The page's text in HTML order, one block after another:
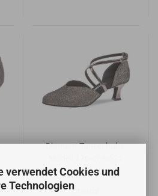
verwendet Cookies und
Technologien
Diamant Tanzschuhe-
Material